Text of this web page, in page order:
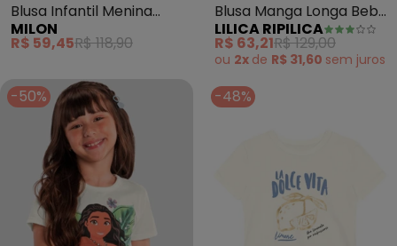
Blusa Infantil Menina
Pérolas (Off White)
MILON
R$ 59,45R$ 118,90
Blusa Manga Longa Bebê
(Laranja)
LILICA RIPILICA
R$ 63,21R$ 129,00
ou 2x de R$ 31,60 sem juros
-50% -48%